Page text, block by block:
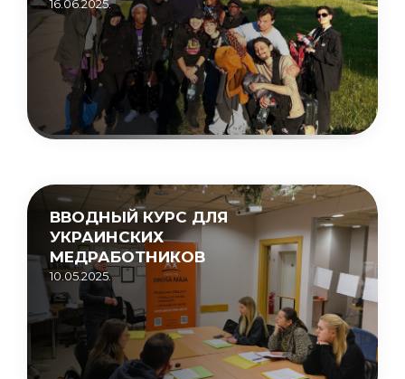
16.06.2025.
ВВОДНЫЙ КУРС ДЛЯ
УКРАИНСКИХ
МЕДРАБОТНИКОВ
10.05.2025.